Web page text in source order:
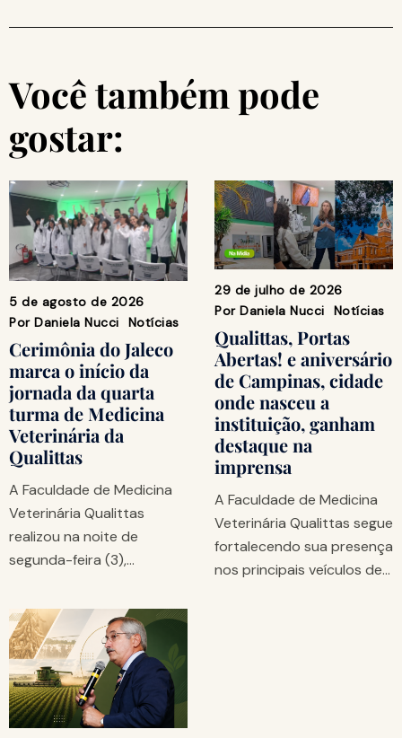
Você também pode
gostar:
5 de agosto de 2026
Por Daniela Nucci Notícias
Cerimônia do Jaleco
marca o início da
jornada da quarta
turma de Medicina
Veterinária da
Qualittas
A Faculdade de Medicina
Veterinária Qualittas
realizou na noite de
segunda-feira (3),…
29 de julho de 2026
Por Daniela Nucci Notícias
Qualittas, Portas
Abertas! e aniversário
de Campinas, cidade
onde nasceu a
instituição, ganham
destaque na
imprensa
A Faculdade de Medicina
Veterinária Qualittas segue
fortalecendo sua presença
nos principais veículos de…